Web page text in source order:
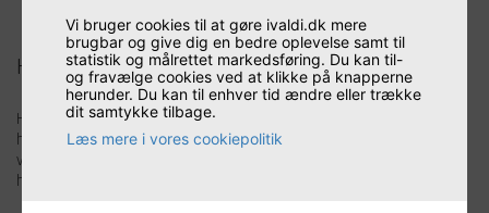
Vi bruger cookies til at gøre ivaldi.dk mere
brugbar og give dig en bedre oplevelse samt til
statistik og målrettet markedsføring. Du kan til-
og fravælge cookies ved at klikke på knapperne
herunder. Du kan til enhver tid ændre eller trække
dit samtykke tilbage.
Læs mere i vores cookiepolitik
Høj faglighed og plads til et godt grin
Hos Ivaldi vægter vi humor, sammenhold og høj faglighed. Lars
har allerede mærket energien i Ivaldi, og han passer godt ind i
vores arbejdsmiljø, hvor der er højt til loftet og kort fra tanke til
handling.